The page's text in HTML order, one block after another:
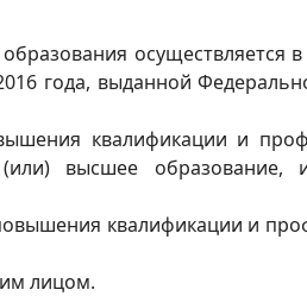
осуществляется в
года, выданной
квалификации и
высшее образование,
квалификации и
лицом.